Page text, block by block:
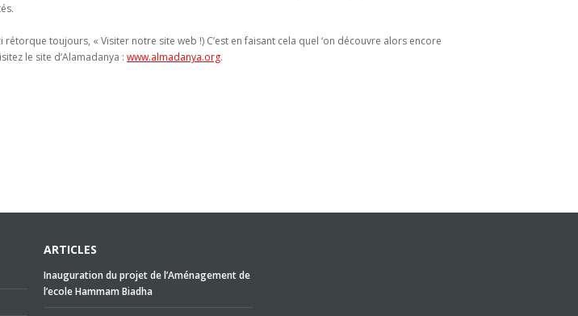
toujours, « Visiter notre site web !) C’est en faisant cela quel ‘on découvre alors encore
le site d’Alamadanya : www.almadanya.org.
ARTICLES
Inauguration du projet de l’Aménagement de
l’ecole Hammam Biadha